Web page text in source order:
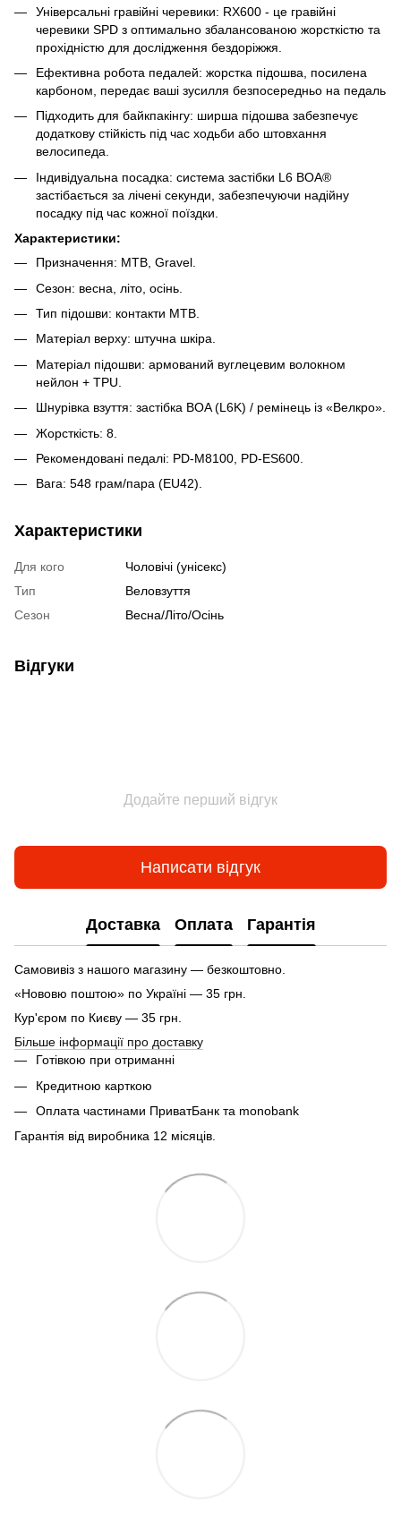
Універсальні гравійні черевики: RX600 - це гравійні
черевики SPD з оптимально збалансованою жорсткістю та
прохідністю для дослідження бездоріжжя.
Ефективна робота педалей: жорстка підошва, посилена
карбоном, передає ваші зусилля безпосередньо на педаль
Підходить для байкпакінгу: ширша підошва забезпечує
додаткову стійкість під час ходьби або штовхання
велосипеда.
Індивідуальна посадка: система застібки L6 BOA®
застібається за лічені секунди, забезпечуючи надійну
посадку під час кожної поїздки.
Характеристики:
Призначення: MTB, Gravel.
Сезон: весна, літо, осінь.
Тип підошви: контакти MTB.
Матеріал верху: штучна шкіра.
Матеріал підошви: армований вуглецевим волокном
нейлон + TPU.
Шнурівка взуття: застібка BOA (L6K) / ремінець із «Велкро».
Жорсткість: 8.
Рекомендовані педалі: PD-M8100, PD-ES600.
Вага: 548 грам/пара (EU42).
Характеристики
Для кого
Чоловічі (унісекс)
Тип
Веловзуття
Сезон
Весна/Літо/Осінь
Відгуки
Додайте перший відгук
Написати відгук
Доставка Оплата Гарантія
Самовивіз з нашого магазину — безкоштовно.
«Нововю поштою» по Україні — 35 грн.
Кур'єром по Києву — 35 грн.
Більше інформації про доставку
Готівкою при отриманні
Кредитною карткою
Оплата частинами ПриватБанк та monobank
Гарантія від виробника 12 місяців.